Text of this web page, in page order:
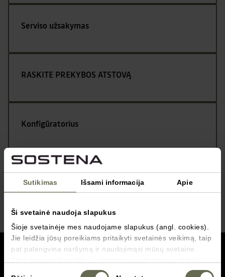
Sutikimas Išsami informacija Apie
Ši svetainė naudoja slapukus
Šioje svetainėje mes naudojame slapukus (angl. cookies).
Jie leidžia jūsų poreikiams pritaikyti svetainės veikimą, taip
pat palengvina naršymą ir naudojimąsi mūsų svetaine.
failas, vartotojui naršant tam tikrose svetainėse
Serviso užsakymas
RASKITE PREKYBOS ATSTOVĄ
Konfigūratorius
Kontaktai
grįžti į viršų
Servisas